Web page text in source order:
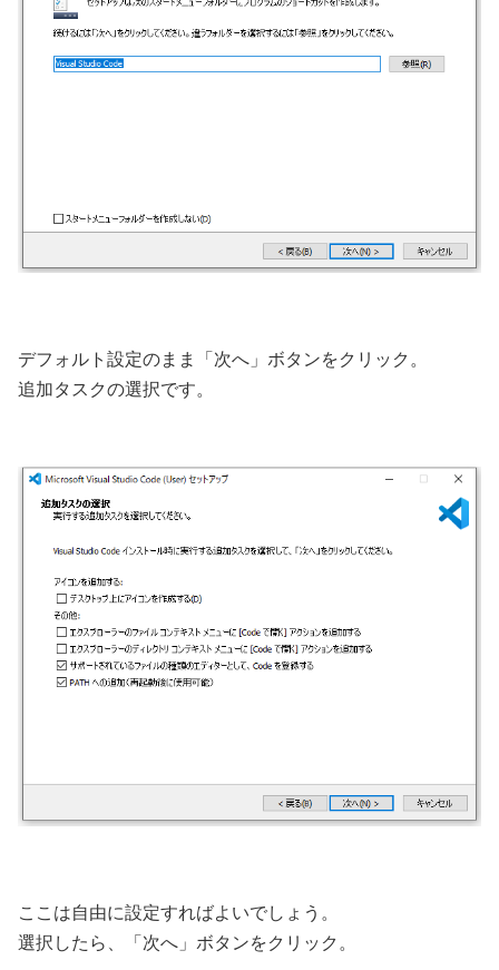
デフォルト設定のまま「次へ」ボタンをクリック。
追加タスクの選択です。
ここは自由に設定すればよいでしょう。
選択したら、「次へ」ボタンをクリック。